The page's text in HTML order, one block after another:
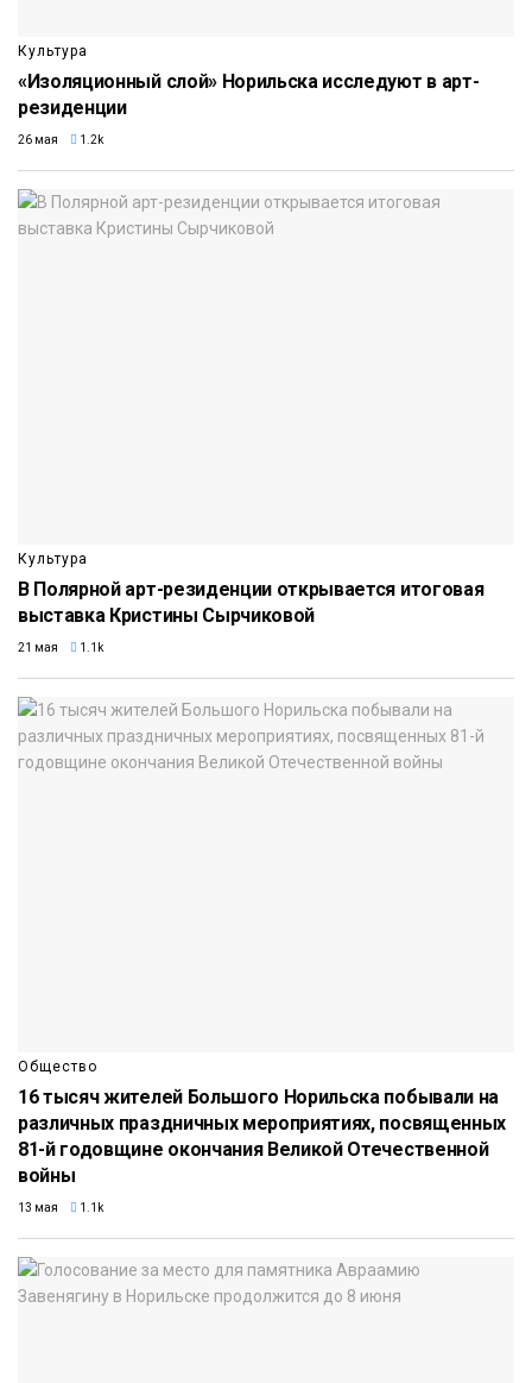
Культура
«Изоляционный слой» Норильска исследуют в арт-
резиденции
26 мая 1.2k
Культура
В Полярной арт-резиденции открывается итоговая
выставка Кристины Сырчиковой
21 мая 1.1k
Общество
16 тысяч жителей Большого Норильска побывали на
различных праздничных мероприятиях, посвященных
81-й годовщине окончания Великой Отечественной
войны
13 мая 1.1k